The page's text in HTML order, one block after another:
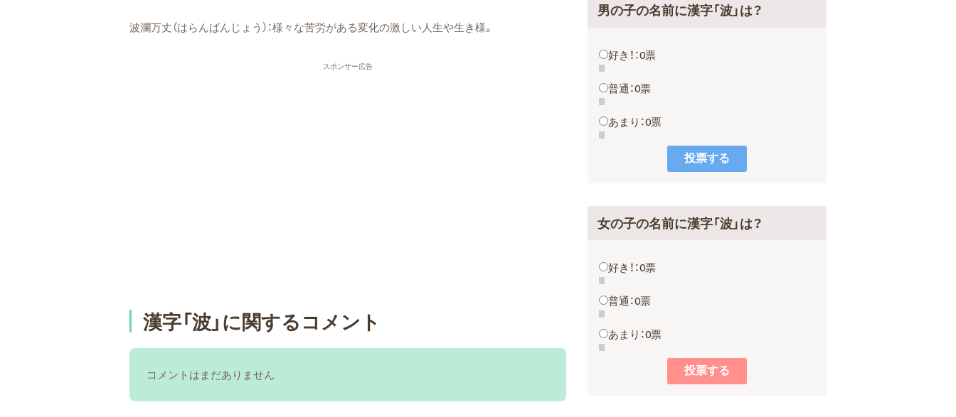
波瀾万丈（はらんばんじょう）：様々な苦労がある変化の激しい人生や生き様。
スポンサー広告
漢字「波」に関するコメント
コメントはまだありません
男の子の名前に漢字「波」は？
好き！：0票
普通：0票
あまり：0票
女の子の名前に漢字「波」は？
好き！：0票
普通：0票
あまり：0票